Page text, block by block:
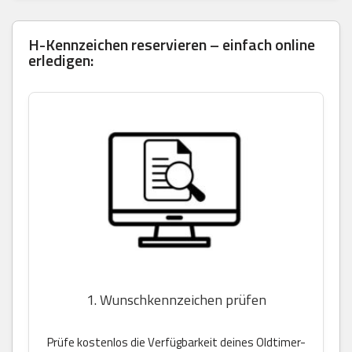
H-Kennzeichen reservieren – einfach online
erledigen:
1. Wunschkennzeichen prüfen
Prüfe kostenlos die Verfügbarkeit deines Oldtimer-